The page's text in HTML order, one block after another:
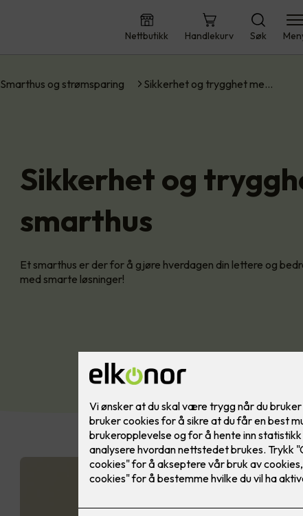
Nettbutikk Handlekurv Søk
Smarthus og strømsparing Sikkerhet og trygghet me…
Sikkerhet og
smarthus
Et smarthus er der for å gjøre hverdagen din lettere og
med smarte løsninger!